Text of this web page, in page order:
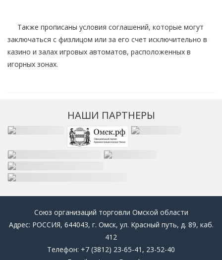
Также прописаны условия соглашений, которые могут
заключаться с физлицом или за его счет исключительно в
казино и залах игровых автоматов, расположенных в
игорных зонах.
НАШИ ПАРТНЕРЫ
Союз организаций торговли Омской области
Адрес: РОССИЯ, 644043, г. Омск, ул. Красный путь, д. 89, каб.
412
Телефон: +7 (3812) 23-65-41, 23-52-40